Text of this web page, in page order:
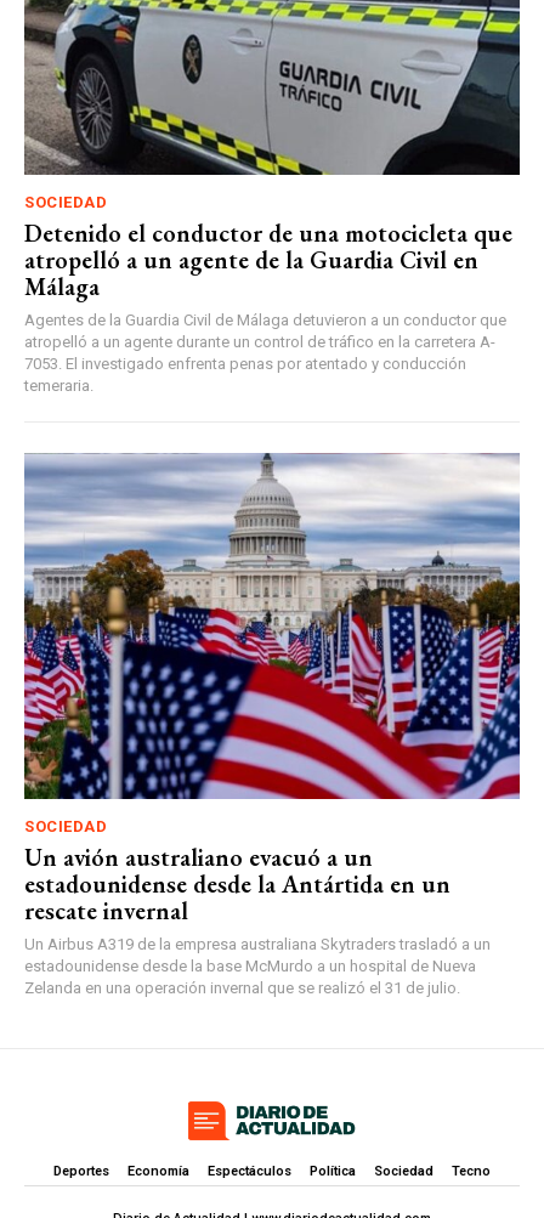
SOCIEDAD
Detenido el conductor de una motocicleta que
atropelló a un agente de la Guardia Civil en
Málaga
Agentes de la Guardia Civil de Málaga detuvieron a un conductor que
atropelló a un agente durante un control de tráfico en la carretera A-
7053. El investigado enfrenta penas por atentado y conducción
temeraria.
SOCIEDAD
Un avión australiano evacuó a un
estadounidense desde la Antártida en un
rescate invernal
Un Airbus A319 de la empresa australiana Skytraders trasladó a un
estadounidense desde la base McMurdo a un hospital de Nueva
Zelanda en una operación invernal que se realizó el 31 de julio.
Deportes Economía Espectáculos Política Sociedad Tecno